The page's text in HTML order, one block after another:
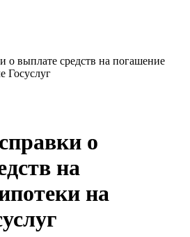
о
на
на
о выплате средств на погашение
Госуслуг